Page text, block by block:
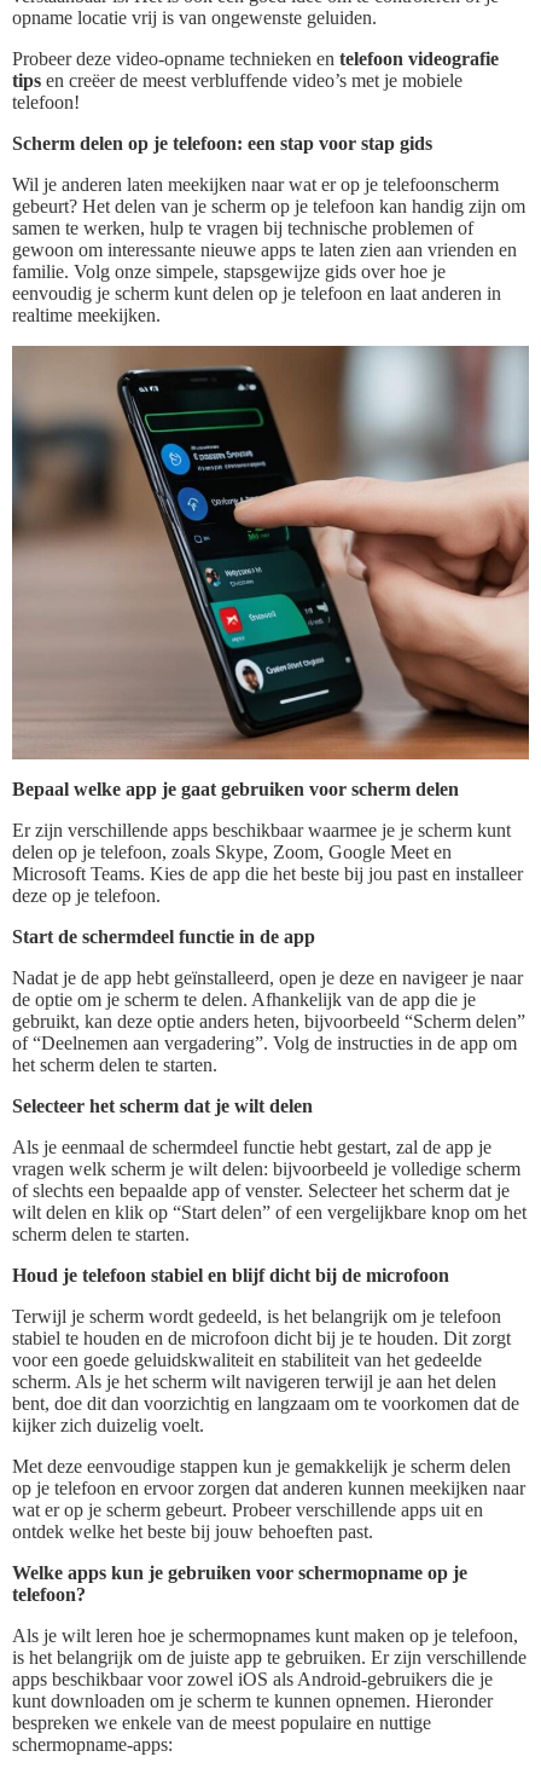
opname locatie vrij is van ongewenste geluiden.
Probeer deze video-opname technieken en telefoon videografie
tips en creëer de meest verbluffende video’s met je mobiele
telefoon!
Scherm delen op je telefoon: een stap voor stap gids
Wil je anderen laten meekijken naar wat er op je telefoonscherm
gebeurt? Het delen van je scherm op je telefoon kan handig zijn om
samen te werken, hulp te vragen bij technische problemen of
gewoon om interessante nieuwe apps te laten zien aan vrienden en
familie. Volg onze simpele, stapsgewijze gids over hoe je
eenvoudig je scherm kunt delen op je telefoon en laat anderen in
realtime meekijken.
Bepaal welke app je gaat gebruiken voor scherm delen
Er zijn verschillende apps beschikbaar waarmee je je scherm kunt
delen op je telefoon, zoals Skype, Zoom, Google Meet en
Microsoft Teams. Kies de app die het beste bij jou past en installeer
deze op je telefoon.
Start de schermdeel functie in de app
Nadat je de app hebt geïnstalleerd, open je deze en navigeer je naar
de optie om je scherm te delen. Afhankelijk van de app die je
gebruikt, kan deze optie anders heten, bijvoorbeeld “Scherm delen”
of “Deelnemen aan vergadering”. Volg de instructies in de app om
het scherm delen te starten.
Selecteer het scherm dat je wilt delen
Als je eenmaal de schermdeel functie hebt gestart, zal de app je
vragen welk scherm je wilt delen: bijvoorbeeld je volledige scherm
of slechts een bepaalde app of venster. Selecteer het scherm dat je
wilt delen en klik op “Start delen” of een vergelijkbare knop om het
scherm delen te starten.
Houd je telefoon stabiel en blijf dicht bij de microfoon
Terwijl je scherm wordt gedeeld, is het belangrijk om je telefoon
stabiel te houden en de microfoon dicht bij je te houden. Dit zorgt
voor een goede geluidskwaliteit en stabiliteit van het gedeelde
scherm. Als je het scherm wilt navigeren terwijl je aan het delen
bent, doe dit dan voorzichtig en langzaam om te voorkomen dat de
kijker zich duizelig voelt.
Met deze eenvoudige stappen kun je gemakkelijk je scherm delen
op je telefoon en ervoor zorgen dat anderen kunnen meekijken naar
wat er op je scherm gebeurt. Probeer verschillende apps uit en
ontdek welke het beste bij jouw behoeften past.
Welke apps kun je gebruiken voor schermopname op je
telefoon?
Als je wilt leren hoe je schermopnames kunt maken op je telefoon,
is het belangrijk om de juiste app te gebruiken. Er zijn verschillende
apps beschikbaar voor zowel iOS als Android-gebruikers die je
kunt downloaden om je scherm te kunnen opnemen. Hieronder
bespreken we enkele van de meest populaire en nuttige
schermopname-apps: